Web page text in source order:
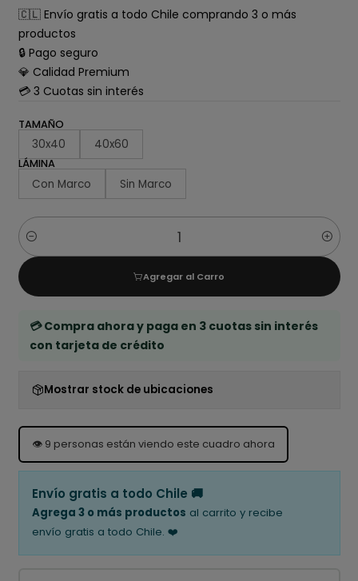
🇨🇱 Envío gratis a todo Chile comprando 3 o más
productos
🔒 Pago seguro
💎 Calidad Premium
💳 3 Cuotas sin interés
TAMAÑO
30x40 40x60
LÁMINA
Con Marco Sin Marco
Cantidad
Agregar al Carro
💳 Compra ahora y paga en 3 cuotas sin interés
con tarjeta de crédito
Mostrar stock de ubicaciones
👁️ 9 personas están viendo este cuadro ahora
Envío gratis a todo Chile 🚚
Agrega 3 o más productos al carrito y recibe
envío gratis a todo Chile. ❤️